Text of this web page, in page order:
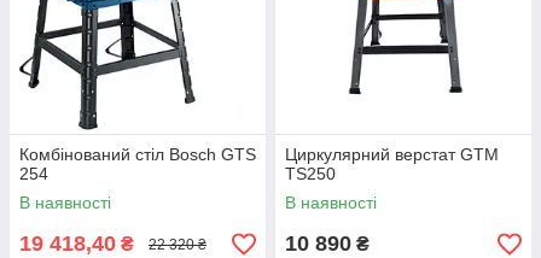
Комбінований стіл Bosch GTS
254
В наявності
19 418,40 ₴ 22 320 ₴
Циркулярний верстат GTM
TS250
В наявності
10 890 ₴